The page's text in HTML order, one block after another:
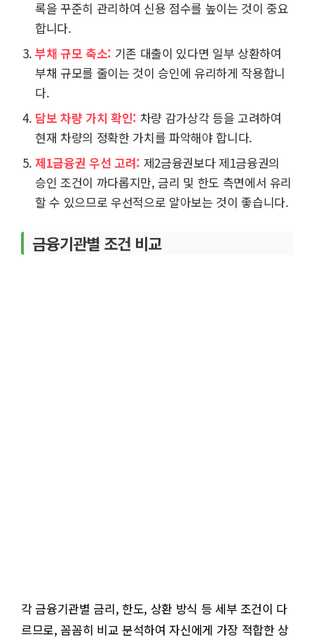
록을 꾸준히 관리하여 신용 점수를 높이는 것이 중요
합니다.
부채 규모 축소: 기존 대출이 있다면 일부 상환하여
부채 규모를 줄이는 것이 승인에 유리하게 작용합니
다.
담보 차량 가치 확인: 차량 감가상각 등을 고려하여
현재 차량의 정확한 가치를 파악해야 합니다.
제1금융권 우선 고려: 제2금융권보다 제1금융권의
승인 조건이 까다롭지만, 금리 및 한도 측면에서 유리
할 수 있으므로 우선적으로 알아보는 것이 좋습니다.
금융기관별 조건 비교
각 금융기관별 금리, 한도, 상환 방식 등 세부 조건이 다
르므로, 꼼꼼히 비교 분석하여 자신에게 가장 적합한 상